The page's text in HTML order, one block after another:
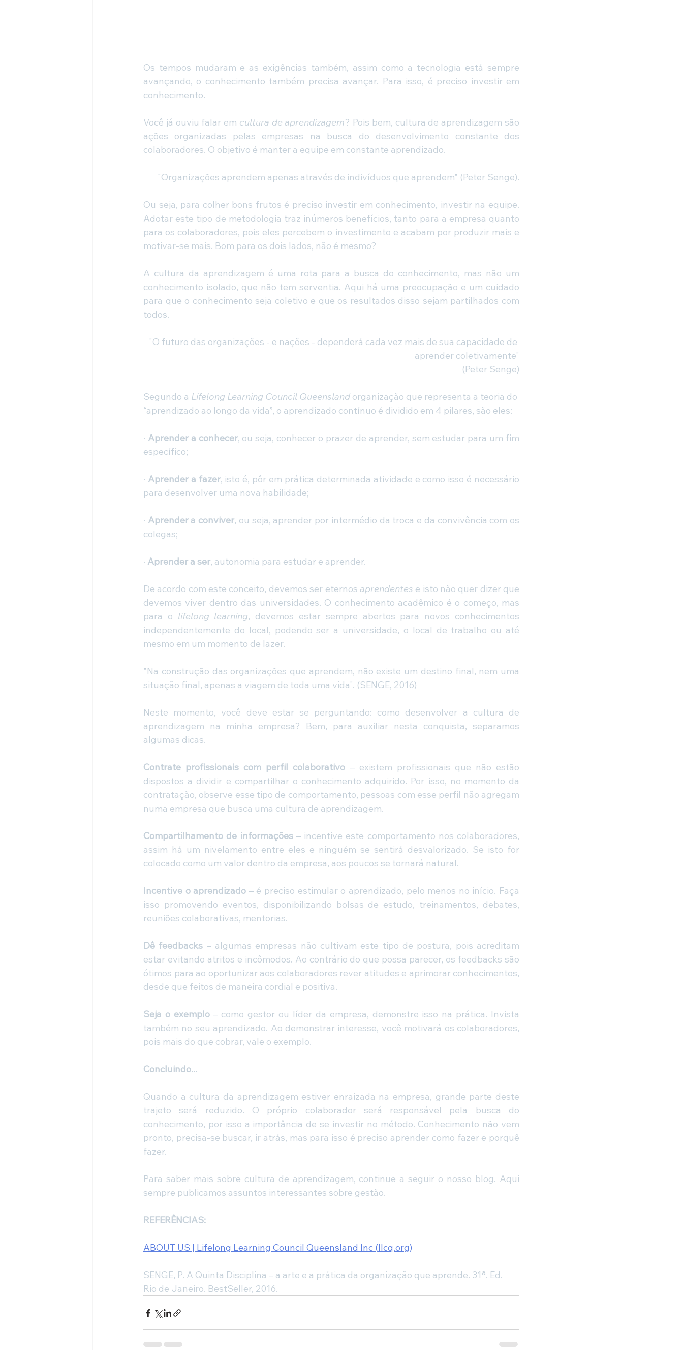
Os tempos mudaram e as exigências também, assim como a tecnologia está sempre
avançando, o conhecimento também precisa avançar. Para isso, é preciso investir em
conhecimento.
Você já ouviu falar em cultura de aprendizagem? Pois bem, cultura de aprendizagem são
ações organizadas pelas empresas na busca do desenvolvimento constante dos
colaboradores. O objetivo é manter a equipe em constante aprendizado.
"Organizações aprendem apenas através de indivíduos que aprendem" (Peter Senge).
Ou seja, para colher bons frutos é preciso investir em conhecimento, investir na equipe.
Adotar este tipo de metodologia traz inúmeros benefícios, tanto para a empresa quanto
para os colaboradores, pois eles percebem o investimento e acabam por produzir mais e
motivar-se mais. Bom para os dois lados, não é mesmo?
A cultura da aprendizagem é uma rota para a busca do conhecimento, mas não um
conhecimento isolado, que não tem serventia. Aqui há uma preocupação e um cuidado
para que o conhecimento seja coletivo e que os resultados disso sejam partilhados com
todos.
"O futuro das organizações - e nações - dependerá cada vez mais de sua capacidade de
aprender coletivamente"
(Peter Senge)
Segundo a Lifelong Learning Council Queensland organização que representa a teoria do
“aprendizado ao longo da vida”, o aprendizado contínuo é dividido em 4 pilares, são eles:
· Aprender a conhecer, ou seja, conhecer o prazer de aprender, sem estudar para um fim
específico;
· Aprender a fazer, isto é, pôr em prática determinada atividade e como isso é necessário
para desenvolver uma nova habilidade;
· Aprender a conviver, ou seja, aprender por intermédio da troca e da convivência com os
colegas;
· Aprender a ser, autonomia para estudar e aprender.
De acordo com este conceito, devemos ser eternos aprendentes e isto não quer dizer que
devemos viver dentro das universidades. O conhecimento acadêmico é o começo, mas
para o lifelong learning, devemos estar sempre abertos para novos conhecimentos
independentemente do local, podendo ser a universidade, o local de trabalho ou até
mesmo em um momento de lazer.
"Na construção das organizações que aprendem, não existe um destino final, nem uma
situação final, apenas a viagem de toda uma vida". (SENGE, 2016)
Neste momento, você deve estar se perguntando: como desenvolver a cultura de
aprendizagem na minha empresa? Bem, para auxiliar nesta conquista, separamos
algumas dicas.
Contrate profissionais com perfil colaborativo – existem profissionais que não estão
dispostos a dividir e compartilhar o conhecimento adquirido. Por isso, no momento da
contratação, observe esse tipo de comportamento, pessoas com esse perfil não agregam
numa empresa que busca uma cultura de aprendizagem.
Compartilhamento de informações – incentive este comportamento nos colaboradores,
assim há um nivelamento entre eles e ninguém se sentirá desvalorizado. Se isto for
colocado como um valor dentro da empresa, aos poucos se tornará natural.
Incentive o aprendizado – é preciso estimular o aprendizado, pelo menos no início. Faça
isso promovendo eventos, disponibilizando bolsas de estudo, treinamentos, debates,
reuniões colaborativas, mentorias.
Dê feedbacks – algumas empresas não cultivam este tipo de postura, pois acreditam
estar evitando atritos e incômodos. Ao contrário do que possa parecer, os feedbacks são
ótimos para ao oportunizar aos colaboradores rever atitudes e aprimorar conhecimentos,
desde que feitos de maneira cordial e positiva.
Seja o exemplo – como gestor ou líder da empresa, demonstre isso na prática. Invista
também no seu aprendizado. Ao demonstrar interesse, você motivará os colaboradores,
pois mais do que cobrar, vale o exemplo.
Concluindo...
Quando a cultura da aprendizagem estiver enraizada na empresa, grande parte deste
trajeto será reduzido. O próprio colaborador será responsável pela busca do
conhecimento, por isso a importância de se investir no método. Conhecimento não vem
pronto, precisa-se buscar, ir atrás, mas para isso é preciso aprender como fazer e porquê
fazer.
Para saber mais sobre cultura de aprendizagem, continue a seguir o nosso blog. Aqui
sempre publicamos assuntos interessantes sobre gestão.
REFERÊNCIAS:
ABOUT US | Lifelong Learning Council Queensland Inc (llcq.org)
SENGE, P. A Quinta Disciplina – a arte e a prática da organização que aprende. 31ª. Ed.
Rio de Janeiro. BestSeller, 2016.